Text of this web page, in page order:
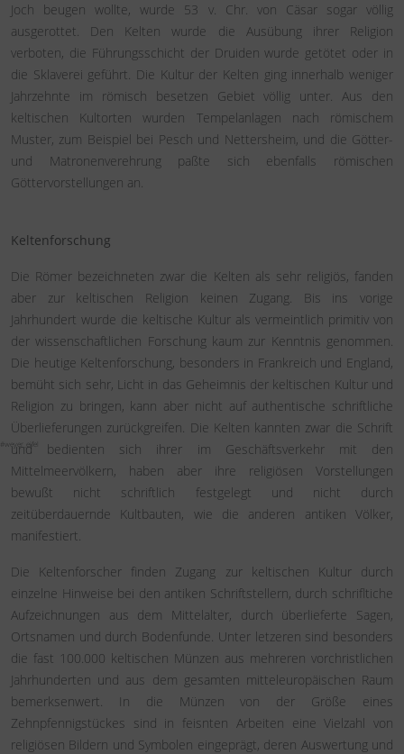
#weyer_eifel
Joch beugen wollte, wurde 53 v. Chr. von Cäsar sogar völlig
ausgerottet. Den Kelten wurde die Ausübung ihrer Religion
verboten, die Führungsschicht der Druiden wurde getötet oder in
die Sklaverei geführt. Die Kultur der Kelten ging innerhalb weniger
Jahrzehnte im römisch besetzen Gebiet völlig unter. Aus den
keltischen Kultorten wurden Tempelanlagen nach römischem
Muster, zum Beispiel bei Pesch und Nettersheim, und die Götter-
und Matronenverehrung paßte sich ebenfalls römischen
Göttervorstellungen an.
Keltenforschung
Die Römer bezeichneten zwar die Kelten als sehr religiös, fanden
aber zur keltischen Religion keinen Zugang. Bis ins vorige
Jahrhundert wurde die keltische Kultur als vermeintlich primitiv von
der wissenschaftlichen Forschung kaum zur Kenntnis genommen.
Die heutige Keltenforschung, besonders in Frankreich und England,
bemüht sich sehr, Licht in das Geheimnis der keltischen Kultur und
Religion zu bringen, kann aber nicht auf authentische schriftliche
Überlieferungen zurückgreifen. Die Kelten kannten zwar die Schrift
und bedienten sich ihrer im Geschäftsverkehr mit den
Mittelmeervölkern, haben aber ihre religiösen Vorstellungen
bewußt nicht schriftlich festgelegt und nicht durch
zeitüberdauernde Kultbauten, wie die anderen antiken Völker,
manifestiert.
Die Keltenforscher finden Zugang zur keltischen Kultur durch
einzelne Hinweise bei den antiken Schriftstellern, durch schrifltiche
Aufzeichnungen aus dem Mittelalter, durch überlieferte Sagen,
Ortsnamen und durch Bodenfunde. Unter letzeren sind besonders
die fast 100.000 keltischen Münzen aus mehreren vorchristlichen
Jahrhunderten und aus dem gesamten mitteleuropäischen Raum
bemerksenwert. In die Münzen von der Größe eines
Zehnpfennigstückes sind in feisnten Arbeiten eine Vielzahl von
religiösen Bildern und Symbolen eingeprägt, deren Auswertung und